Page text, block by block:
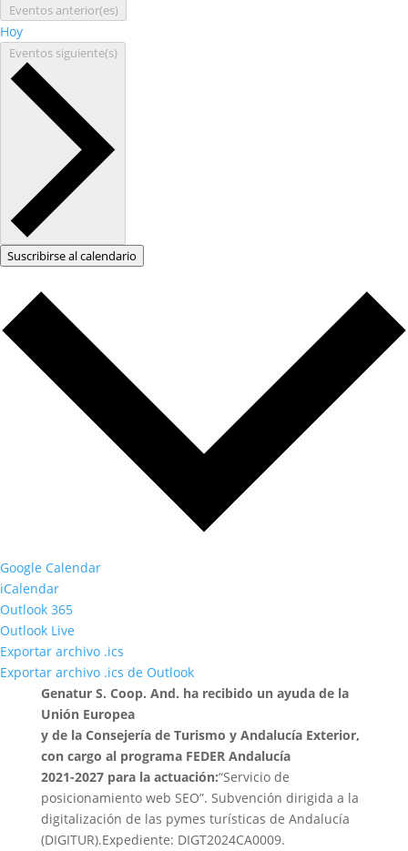
Eventosanterior(es)
Hoy
Eventossiguiente(s)
Suscribirse al calendario
Google Calendar
iCalendar
Outlook 365
Outlook Live
Exportar archivo .ics
Exportar archivo .ics de Outlook
Genatur S. Coop. And. ha recibido un ayuda de la
Unión Europea
y de la Consejería de Turismo y Andalucía Exterior,
con cargo al programa FEDER Andalucía
2021-2027 para la actuación:“Servicio de
posicionamiento web SEO”. Subvención dirigida a la
digitalización de las pymes turísticas de Andalucía
(DIGITUR).Expediente: DIGT2024CA0009.